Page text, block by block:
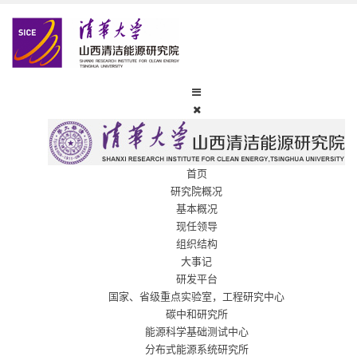
首页
研究院概况
基本概况
现任领导
组织结构
大事记
研发平台
国家、省级重点实验室，工程研究中心
碳中和研究所
能源科学基础测试中心
分布式能源系统研究所